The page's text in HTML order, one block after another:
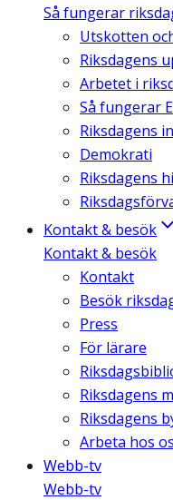
Så fungerar
Utskotten
Riksdagens
Arbetet i
Så fungerar
Riksdagens
Demokrati
Riksdagens
Kontakt & besök
Kontakt & besök
Kontakt
Besök
Press
För lärare
Riksdagens
Riksdagens
Arbeta hos
Webb-tv
Webb-tv